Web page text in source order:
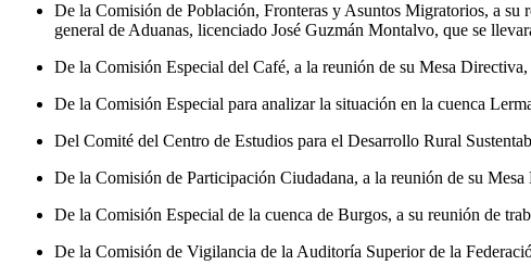
De la Comisión de Población, Fronteras y Asuntos Migratorios, a
general de Aduanas, licenciado José Guzmán Montalvo, que se
De la Comisión Especial del Café, a la reunión de su Mesa
De la Comisión Especial para analizar la situación en la cuenca
Del Comité del Centro de Estudios para el Desarrollo Rural
De la Comisión de Participación Ciudadana, a la reunión de su
De la Comisión Especial de la cuenca de Burgos, a su reunión de
De la Comisión de Vigilancia de la Auditoría Superior de la